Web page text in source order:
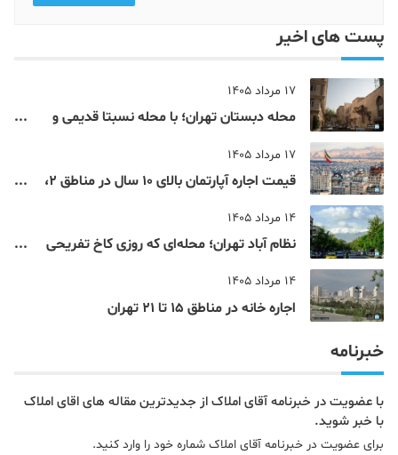
پست های اخیر
17 مرداد 1405
محله دبستان تهران؛ با محله نسبتا قدیمی و
17 مرداد 1405
قیمت اجاره آپارتمان بالای 10 سال در مناطق 2،
14 مرداد 1405
نظام‌ آباد تهران؛ محله‌ای که روزی کاخ تفریحی
14 مرداد 1405
اجاره خانه در مناطق 15 تا 21 تهران
خبرنامه
با عضویت در خبرنامه آقای املاک از جدیدترین مقاله های اقای املاک
با خبر شوید.
برای عضویت در خبرنامه آقای املاک شماره خود را وارد کنید.